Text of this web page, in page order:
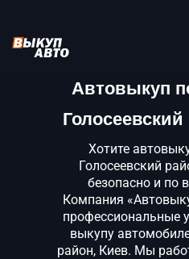
Автовыкуп
Хотите
Голосеевский
безопасно и по
Компания
профессиональные
выкупу
район, Киев. Мы